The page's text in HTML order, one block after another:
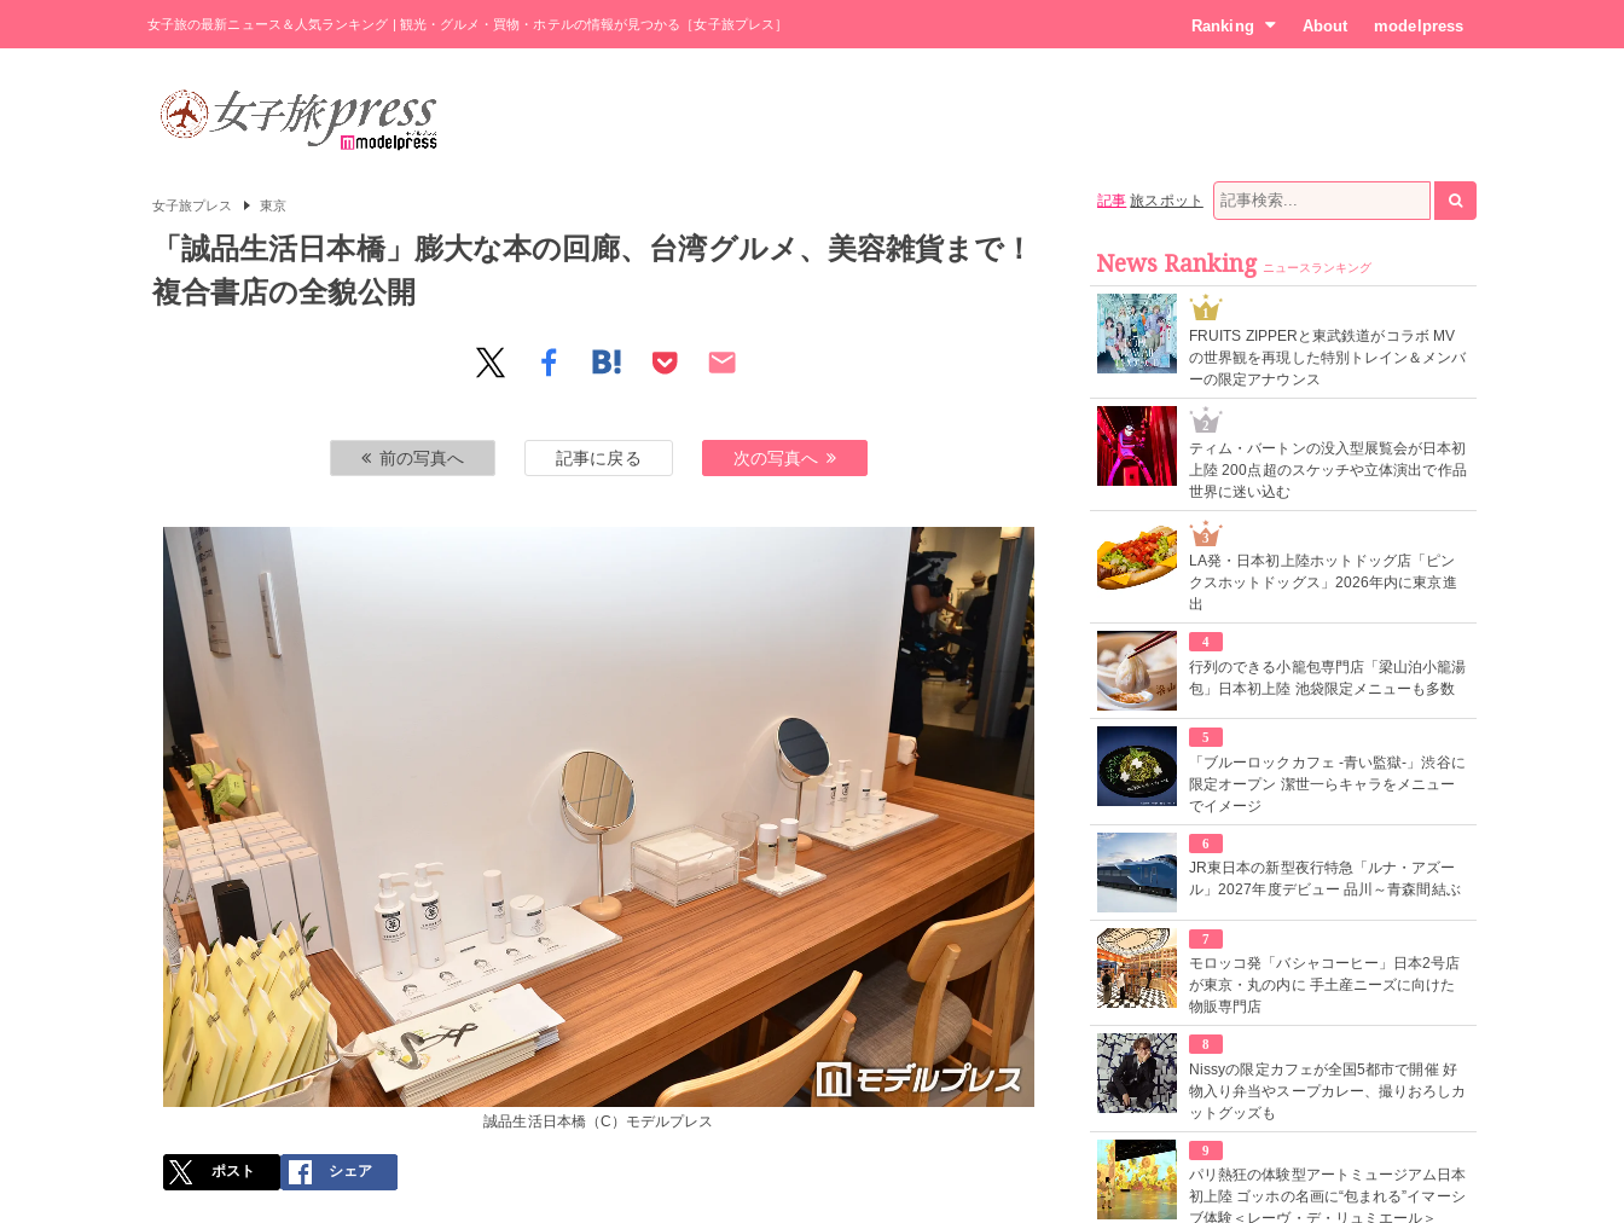
女子旅の最新ニュース＆人気ランキング | 観光・グルメ・買物・ホテルの情報が見つかる［女子旅プレス］ Ranking About modelpress
女子旅プレス 東京
「誠品生活日本橋」膨大な本の回廊、台湾グルメ、美容雑貨まで！
複合書店の全貌公開
前の写真へ 記事に戻る 次の写真へ
誠品生活日本橋（C）モデルプレス
ポスト シェア
記事 旅スポット
News Ranking ニュースランキング
1
FRUITS ZIPPERと東武鉄道がコラボ MV
の世界観を再現した特別トレイン＆メンバ
ーの限定アナウンス
2
ティム・バートンの没入型展覧会が日本初
上陸 200点超のスケッチや立体演出で作品
世界に迷い込む
3
LA発・日本初上陸ホットドッグ店「ピン
クスホットドッグス」2026年内に東京進
出
4
行列のできる小籠包専門店「梁山泊小籠湯
包」日本初上陸 池袋限定メニューも多数
5
「ブルーロックカフェ -青い監獄-」渋谷に
限定オープン 潔世一らキャラをメニュー
でイメージ
6
JR東日本の新型夜行特急「ルナ・アズー
ル」2027年度デビュー 品川～青森間結ぶ
7
モロッコ発「バシャコーヒー」日本2号店
が東京・丸の内に 手土産ニーズに向けた
物販専門店
8
Nissyの限定カフェが全国5都市で開催 好
物入り弁当やスープカレー、撮りおろしカ
ットグッズも
9
パリ熱狂の体験型アートミュージアム日本
初上陸 ゴッホの名画に“包まれる”イマーシ
ブ体験＜レーヴ・デ・リュミエール＞